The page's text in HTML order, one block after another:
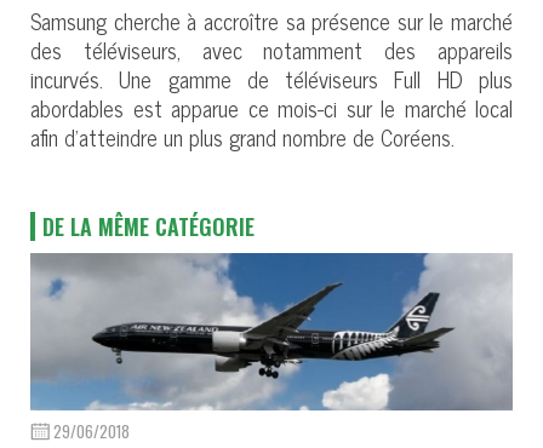
Samsung cherche à accroître sa présence sur le marché
des téléviseurs, avec notamment des appareils
incurvés. Une gamme de téléviseurs Full HD plus
abordables est apparue ce mois-ci sur le marché local
afin d’atteindre un plus grand nombre de Coréens.
DE LA MÊME CATÉGORIE
29/06/2018